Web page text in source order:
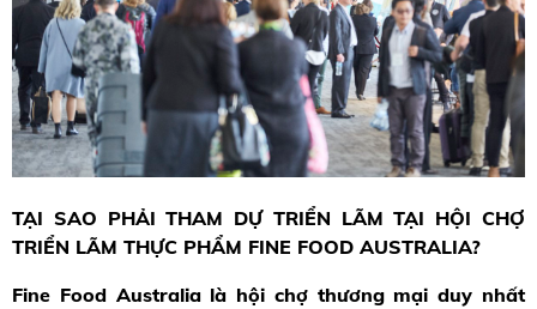
TẠI SAO PHẢI THAM DỰ TRIỂN LÃM TẠI HỘI CHỢ
TRIỂN LÃM THỰC PHẨM FINE FOOD AUSTRALIA?
Fine Food Australia là hội chợ thương mại duy nhất